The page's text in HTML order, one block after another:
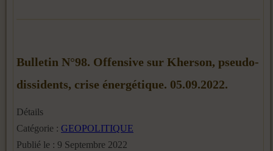
Bulletin N°98. Offensive sur Kherson, pseudo-
dissidents, crise énergétique. 05.09.2022.
Détails
Catégorie : GEOPOLITIQUE
Publié le : 9 Septembre 2022